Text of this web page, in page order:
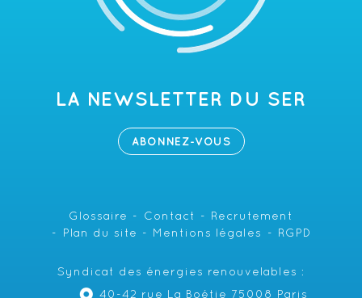
LA NEWSLETTER DU SER
ABONNEZ-VOUS
Glossaire Contact
Recrutement
Plan du site
Mentions légales RGPD
Syndicat des énergies renouvelables :
40-42 rue La Boétie 75008 Paris